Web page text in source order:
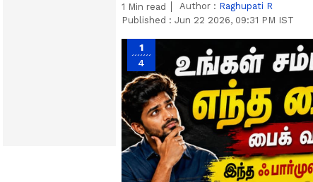
1 Min read Author : Raghupati R
Published : Jun 22 2026, 09:31 PM IST
1
4